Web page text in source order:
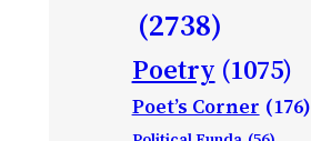
(2738)
Poetry (1075)
Poet’s Corner (176)